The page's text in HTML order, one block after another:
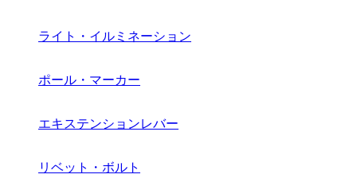
ライト・イルミネーション
ポール・マーカー
エキステンションレバー
リベット・ボルト